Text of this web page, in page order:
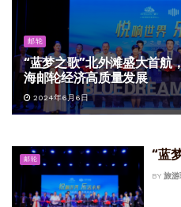
邮轮
“蓝梦之歌”北外滩盛大首航
海邮轮经济高质量发展
2024年6月6日
邮轮 “蓝
BY 旅游